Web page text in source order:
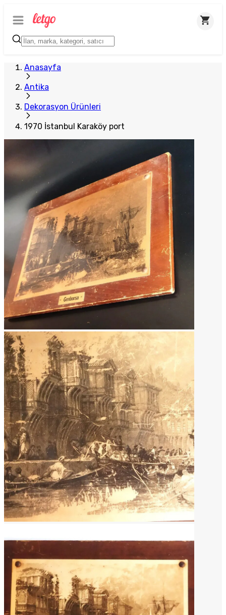
Anasayfa
Antika
Dekorasyon Ürünleri
1970 İstanbul Karaköy port
Plus Satıcı